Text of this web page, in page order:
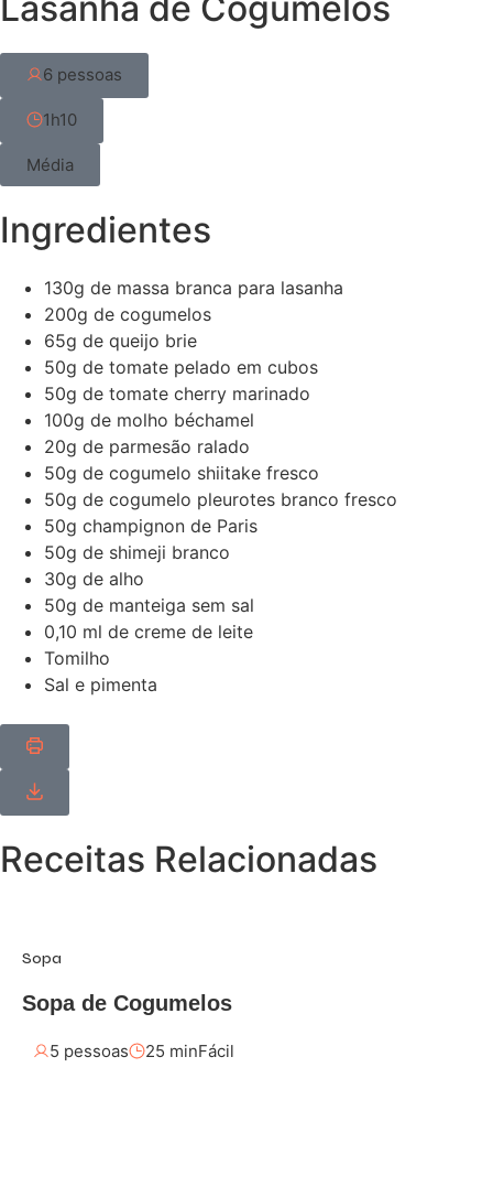
6 pessoas
1h10
Média
Ingredientes
130g de massa branca para lasanha
200g de cogumelos
65g de queijo brie
50g de tomate pelado em cubos
50g de tomate cherry marinado
100g de molho béchamel
20g de parmesão ralado
50g de cogumelo shiitake fresco
50g de cogumelo pleurotes branco fresco
50g champignon de Paris
50g de shimeji branco
30g de alho
50g de manteiga sem sal
0,10 ml de creme de leite
Tomilho
Sal e pimenta
Receitas Relacionadas
Sopa
Sopa de Cogumelos
5 pessoas 25 minFácil